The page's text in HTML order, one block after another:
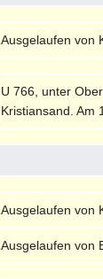
Ausgelaufen von
U 766, unter
Kristiansand. Am
Ausgelaufen von
Ausgelaufen von